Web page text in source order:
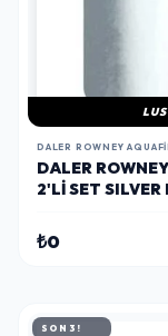
DALER ROWNEY
DALER
2'LI SET
₺0
SON 3!